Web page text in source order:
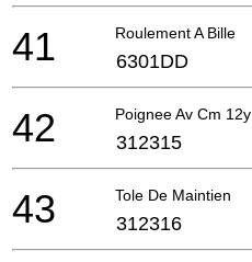
Roulement A Bille
41 6301DD
Poignee Av Cm 12y
42 312315
Tole De Maintien
43 312316